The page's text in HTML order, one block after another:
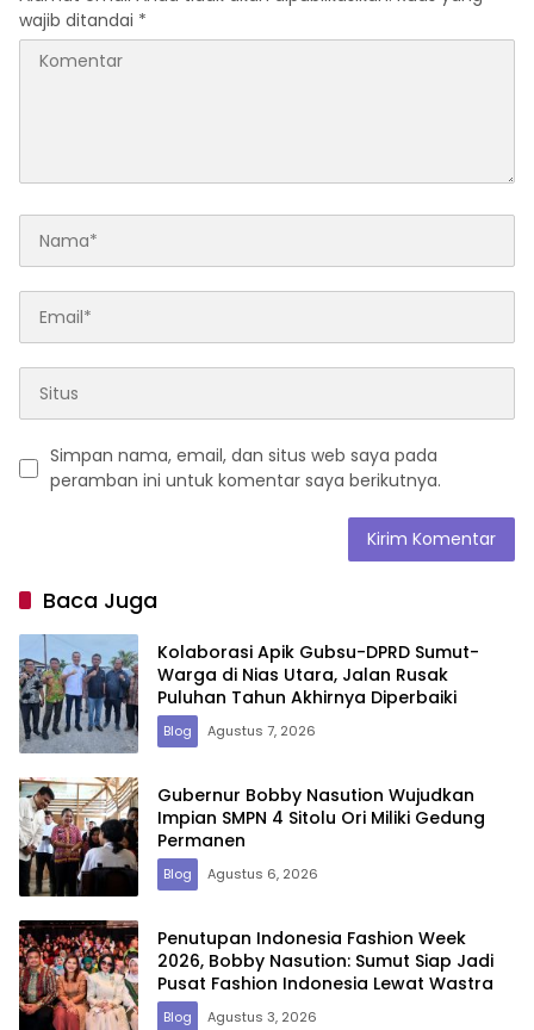
wajib ditandai *
Simpan nama, email, dan situs web saya pada
peramban ini untuk komentar saya berikutnya.
Baca Juga
Kolaborasi Apik Gubsu-DPRD Sumut-
Warga di Nias Utara, Jalan Rusak
Puluhan Tahun Akhirnya Diperbaiki
Blog Agustus 7, 2026
Gubernur Bobby Nasution Wujudkan
Impian SMPN 4 Sitolu Ori Miliki Gedung
Permanen
Blog Agustus 6, 2026
Penutupan Indonesia Fashion Week
2026, Bobby Nasution: Sumut Siap Jadi
Pusat Fashion Indonesia Lewat Wastra
Blog Agustus 3, 2026